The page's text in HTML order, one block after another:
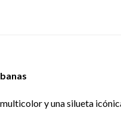
y una silueta